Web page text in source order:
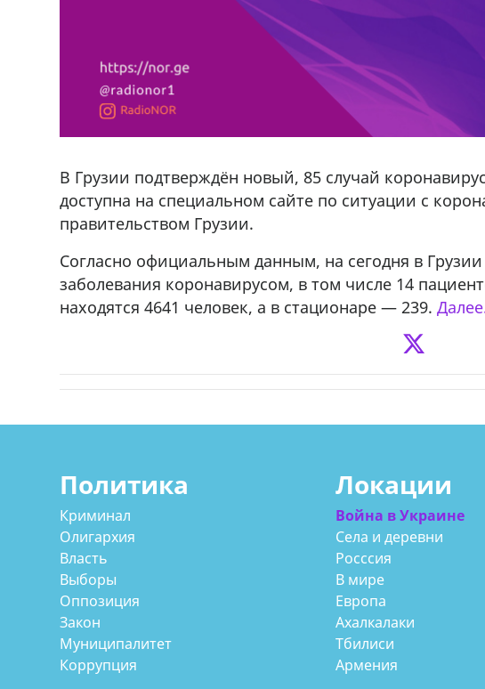
В Грузии подтверждён новый, 85 случай
доступна на специальном сайте по ситуации с
правительством Грузии.
Согласно официальным данным, на сегодня в
заболевания коронавирусом, в том числе 14
находятся 4641 человек, а в стационаре — 239.
30 57
Продается соль оптом и в розницу в
мешках, 500 22 47 42
Политика
Криминал
Олигархия
Власть
Выборы
Оппозиция
Закон
Муниципалитет
Коррупция
Локации
Война в Украине
Села и деревни
Росссия
В мире
Европа
Ахалкалаки
Тбилиси
Армения